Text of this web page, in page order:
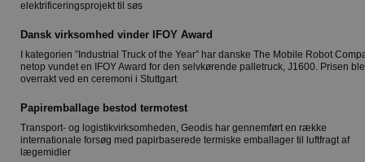
elektrificeringsprojekt til søs
Dansk virksomhed vinder IFOY Award
I kategorien ”Industrial Truck of the Year” har danske The Mobile Robot
netop vundet en IFOY Award for den selvkørende palletruck, J1600. Prisen
overrakt ved en ceremoni i Stuttgart
Papiremballage bestod termotest
Transport- og logistikvirksomheden, Geodis har gennemført en række
internationale forsøg med papirbaserede termiske emballager til luftfragt af
lægemidler